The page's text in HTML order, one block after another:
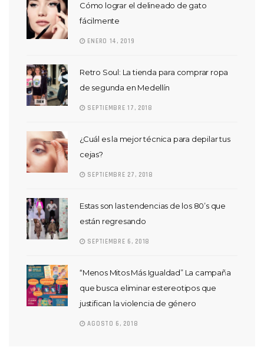
Cómo lograr el delineado de gato
fácilmente
ENERO 14, 2019
Retro Soul: La tienda para comprar ropa
de segunda en Medellín
SEPTIEMBRE 17, 2018
¿Cuál es la mejor técnica para depilar tus
cejas?
SEPTIEMBRE 27, 2018
Estas son las tendencias de los 80’s que
están regresando
SEPTIEMBRE 6, 2018
“Menos Mitos Más Igualdad” La campaña
que busca eliminar estereotipos que
justifican la violencia de género
AGOSTO 6, 2018